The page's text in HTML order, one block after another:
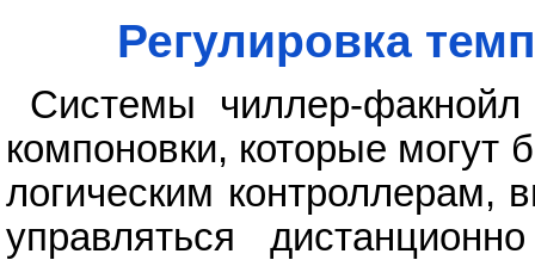
Регулировка
Системы чиллер-факнойл
компоновки, которые
логическим контроллерам,
управляться